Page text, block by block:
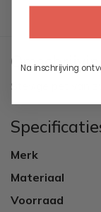
Stevige pet van
Merk
Materiaal
Voorraad
Na inschrijving